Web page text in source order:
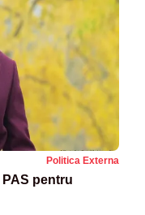
Politica Externa
pentru